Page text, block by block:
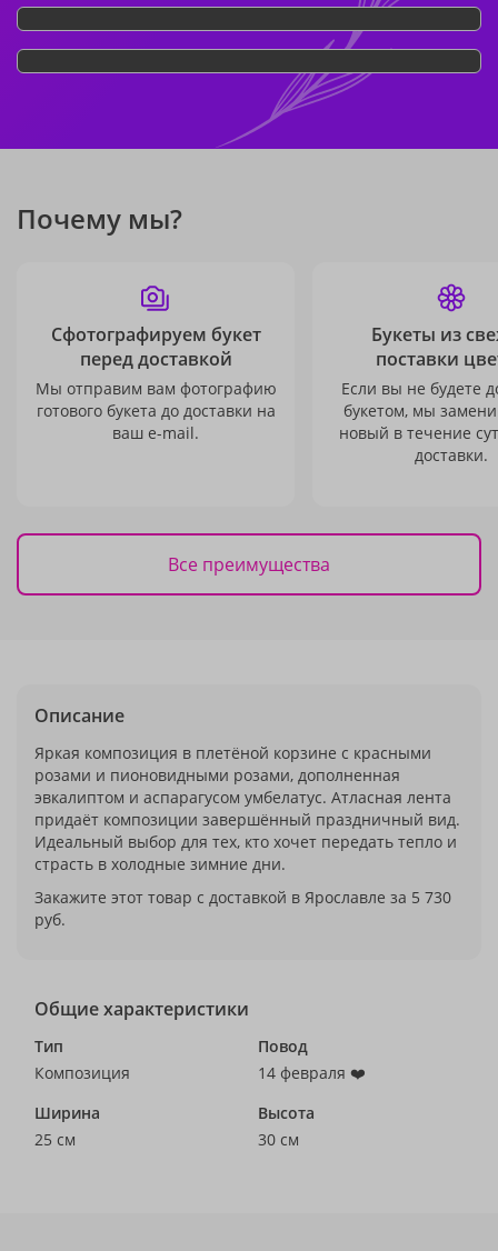
Почему мы?
Сфотографируем букет
перед доставкой
Мы отправим вам фотографию
готового букета до доставки на
ваш e-mail.
Букеты из
поставки
Если вы не будете
букетом, мы
новый в течение
доставки.
Все преимущества
Описание
Яркая композиция в плетёной корзине с красными
розами и пионовидными розами, дополненная
эвкалиптом и аспарагусом умбелатус. Атласная лента
придаёт композиции завершённый праздничный вид.
Идеальный выбор для тех, кто хочет передать тепло и
страсть в холодные зимние дни.
Закажите этот товар с доставкой в Ярославле за 5 730
руб.
Общие характеристики
Тип
Композиция
Повод
14 февраля ❤️
Ширина
25 см
Высота
30 см